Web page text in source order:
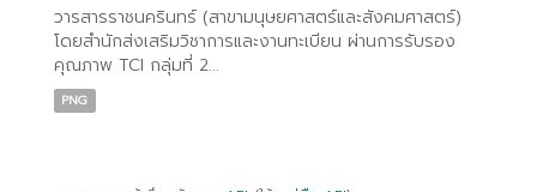
วารสารราชนครินทร์ (สาขามนุษยศาสตร์และสังคมศาสตร์)
โดยสำนักส่งเสริมวิชาการและงานทะเบียน ผ่านการรับรอง
คุณภาพ TCI กลุ่มที่ 2...
PNG